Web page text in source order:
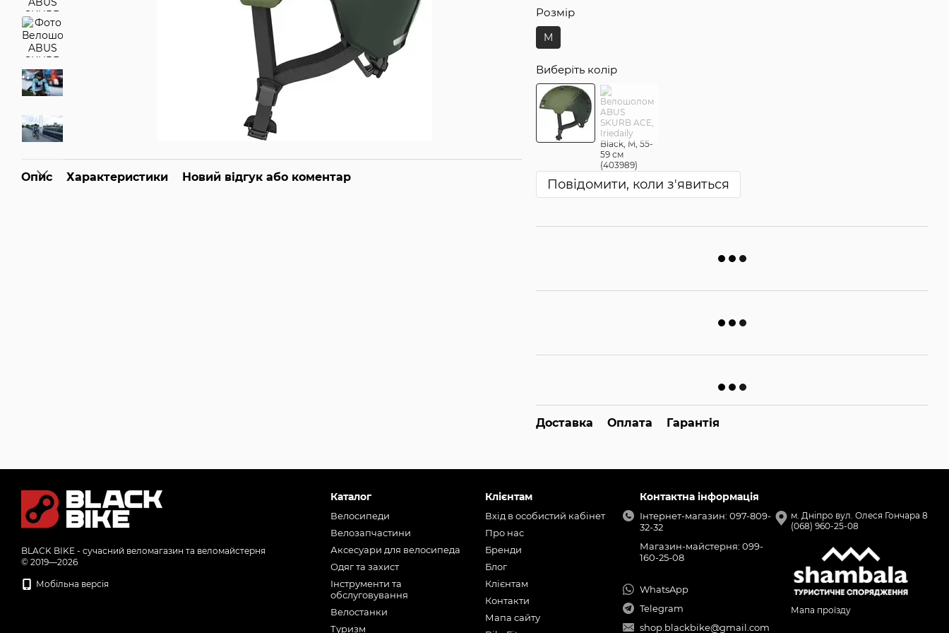
Опис Характеристики Новий відгук або коментар
Розмір
M
Виберіть колір
Повідомити, коли з'явиться
Доставка Оплата Гарантія
BLACK BIKE - сучасний веломагазин та веломайстерня
© 2019—2026
Мобільна версія
Каталог
Велосипеди
Велозапчастини
Аксесуари для велосипеда
Одяг та захист
Інструменти та
обслуговування
Велостанки
Туризм
Клієнтам
Вхід в особистий кабінет
Про нас
Бренди
Блог
Клієнтам
Контакти
Мапа сайту
Контактна інформація
Інтернет-магазин: 097-809-
32-32
Магазин-майстерня: 099-
160-25-08
WhatsApp
Telegram
shop.blackbike@gmail.com
м. Дніпро вул. Олеся Гончара 8
(068) 960-25-08
Мапа проїзду